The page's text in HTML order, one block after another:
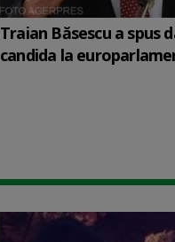
Traian Băsescu a spus
candida la